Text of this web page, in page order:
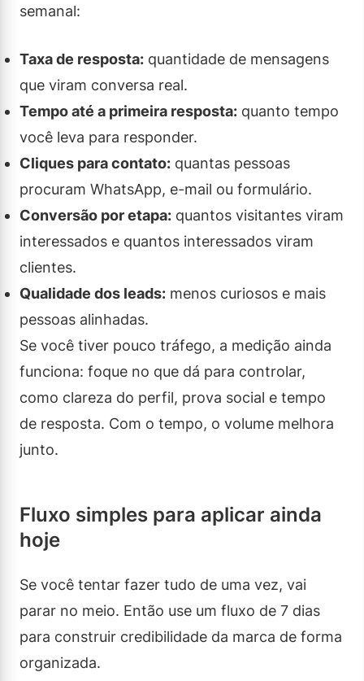
semanal:
Taxa de resposta: quantidade de mensagens
que viram conversa real.
Tempo até a primeira resposta: quanto tempo
você leva para responder.
Cliques para contato: quantas pessoas
procuram WhatsApp, e-mail ou formulário.
Conversão por etapa: quantos visitantes viram
interessados e quantos interessados viram
clientes.
Qualidade dos leads: menos curiosos e mais
pessoas alinhadas.
Se você tiver pouco tráfego, a medição ainda
funciona: foque no que dá para controlar,
como clareza do perfil, prova social e tempo
de resposta. Com o tempo, o volume melhora
junto.
Fluxo simples para aplicar ainda
hoje
Se você tentar fazer tudo de uma vez, vai
parar no meio. Então use um fluxo de 7 dias
para construir credibilidade da marca de forma
organizada.